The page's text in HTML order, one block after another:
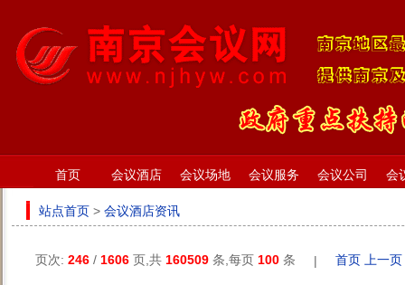
首页 会议酒店 会议场地 会议服务 会议公司 会
站点首页 > 会议酒店资讯
页次: 246 / 1606 页,共 160509 条,每页 100 条 | 首页 上一页